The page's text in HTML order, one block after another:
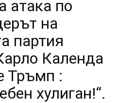
атака по
на
партия
Календа
Тръмп :
хулиган!“.